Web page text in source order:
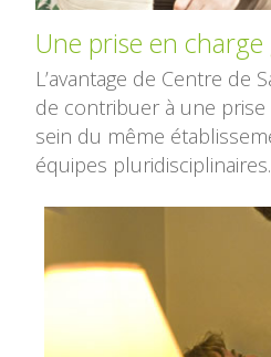
Une prise en charge
L’avantage de Centre de
de contribuer à une
sein du même
équipes pluridisciplinaires.